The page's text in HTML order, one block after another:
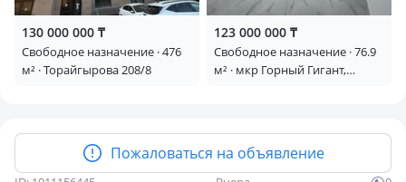
130 000 000 ₸
Свободное назначение · 476
м² · Торайгырова 208/8
123 000 000 ₸
Свободное назначение · 76.9
м² · мкр Горный Гигант,
Пожаловаться на объявление